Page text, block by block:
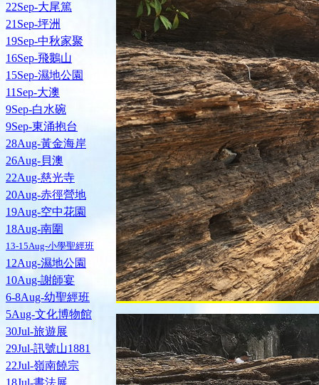
22Sep-大尾篤
21Sep-坪洲
19Sep-中秋家聚
16Sep-飛鵝山
15Sep-濕地公園
11Sep-大澳
9Sep-白水碗
9Sep-東涌抱台
28Aug-黃金海岸
26Aug-貝澳
22Aug-慈光寺
20Aug-赤徑營地
19Aug-空中花園
18Aug-南圍
13-15Aug-小學聖經班
12Aug-濕地公園
10Aug-謝師宴
6-8Aug-幼聖經班
5Aug-文化博物館
30Jul-旅遊展
29Jul-訊號山1881
22Jul-嶺南饒宗
18Jul-書法展